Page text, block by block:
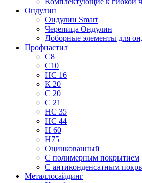
Ондулин
Ондулин Smart
Черепица Ондулин
Доборные элементы для
Профнастил
С8
С10
НС 16
К 20
С 20
С 21
НС 35
НС 44
Н 60
Н75
Оцинкованный
С полимерным покрытием
С антиконденсатным
Металлосайдинг